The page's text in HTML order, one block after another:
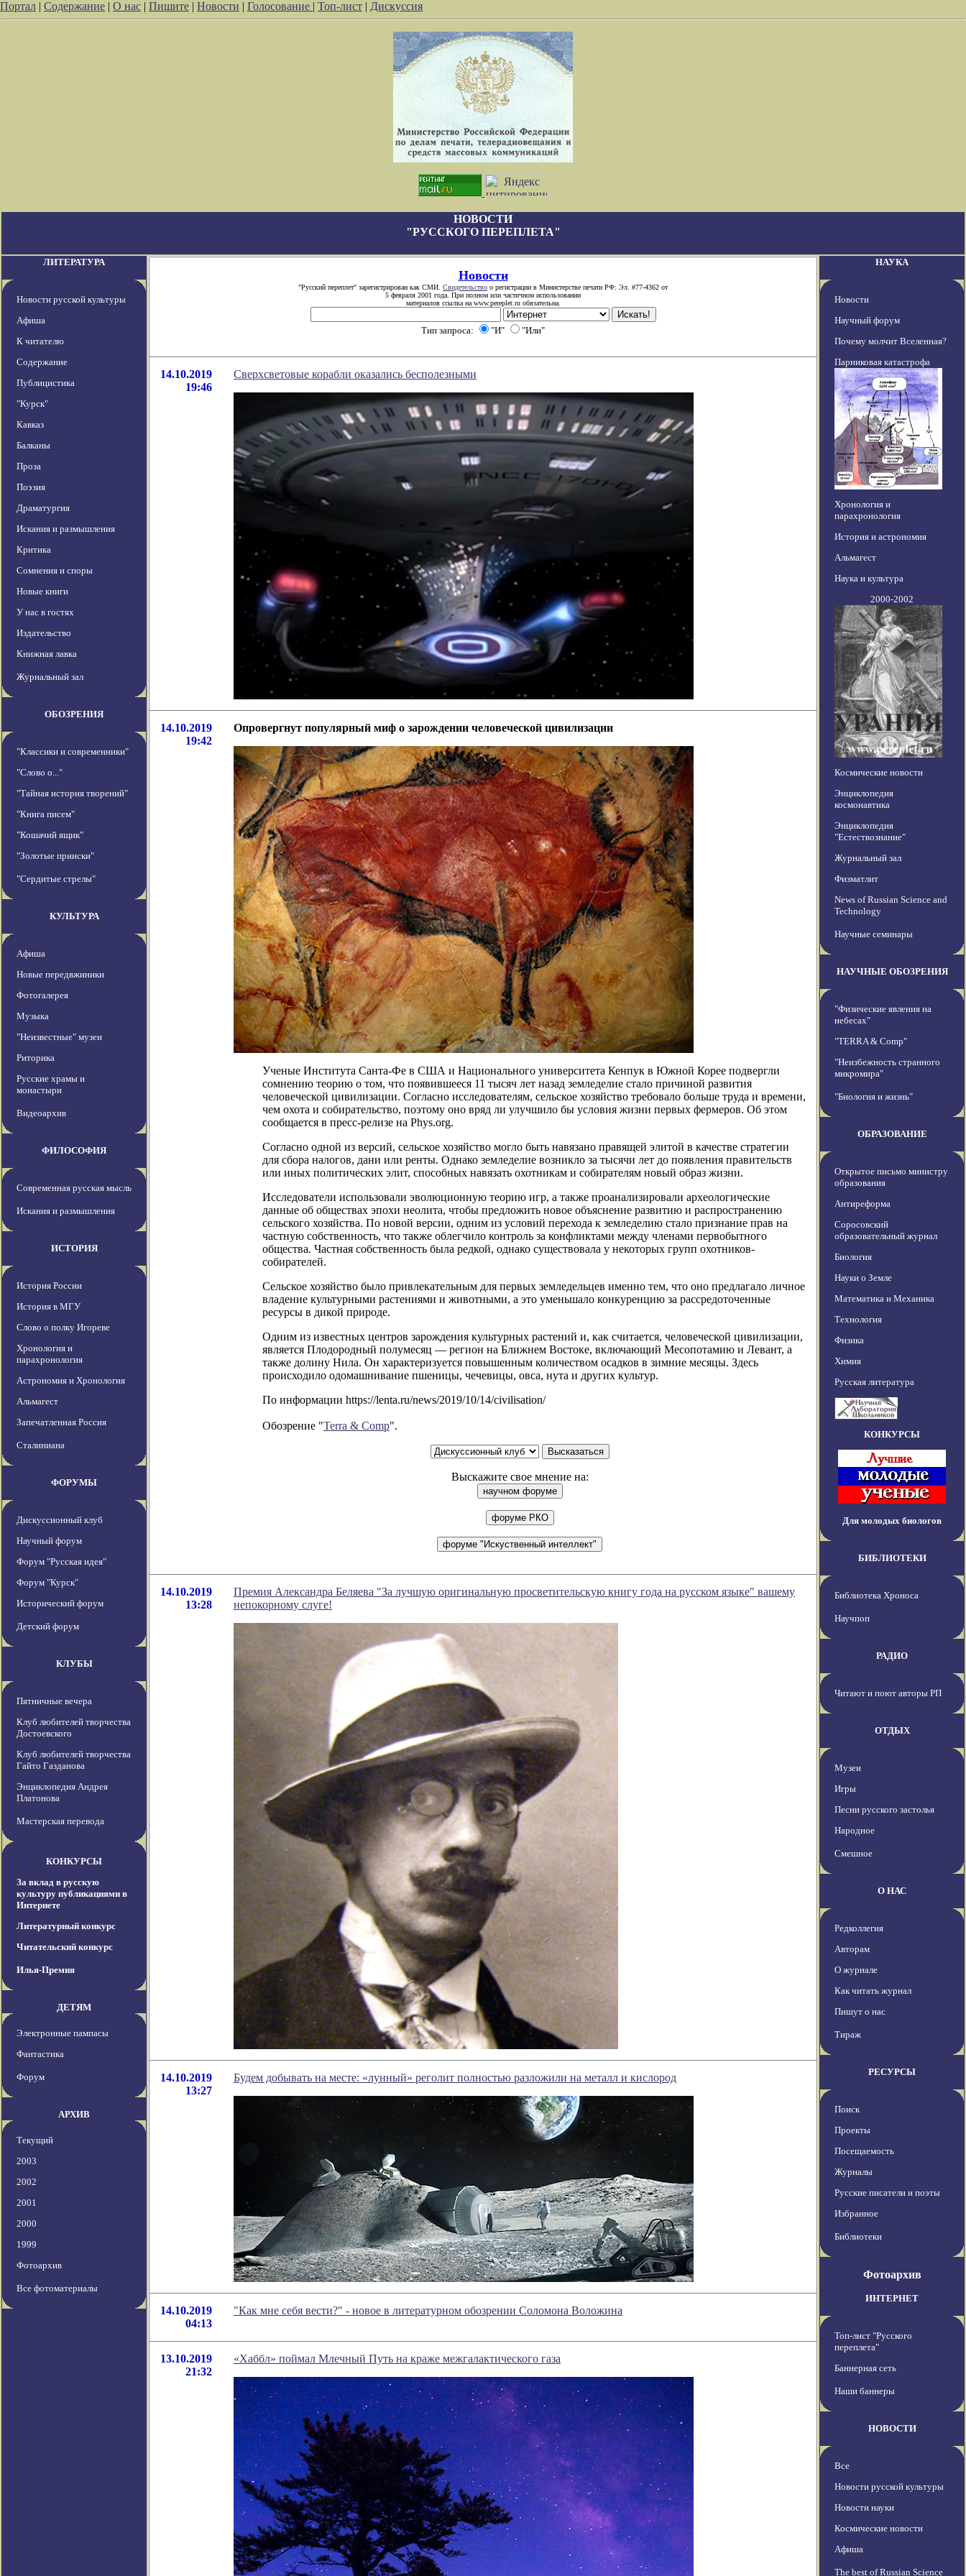
Портал | Содержание | О нас | Пишите | Новости | Голосование | Топ-лист | Дискуссия
НОВОСТИ
"РУССКОГО ПЕРЕПЛЕТА"
ЛИТЕРАТУРА
Новости русской культуры
Афиша
К читателю
Содержание
Публицистика
"Курск"
Кавказ
Балканы
Проза
Поэзия
Драматургия
Искания и размышления
Критика
Сомнения и споры
Новые книги
У нас в гостях
Издательство
Книжная лавка
Журнальный зал
ОБОЗРЕНИЯ
"Классики и современники"
"Слово о..."
"Тайная история творений"
"Книга писем"
"Кошачий ящик"
"Золотые прииски"
"Сердитые стрелы"
КУЛЬТУРА
Афиша
Новые передвжиники
Фотогалерея
Музыка
"Неизвестные" музеи
Риторика
Русские храмы и
монастыри
Видеоархив
ФИЛОСОФИЯ
Современная русская мысль
Искания и размышления
ИСТОРИЯ
История России
История в МГУ
Слово о полку Игореве
Хронология и
парахронология
Астрономия и Хронология
Альмагест
Запечатленная Россия
Сталиниана
ФОРУМЫ
Дискуссионный клуб
Научный форум
Форум "Русская идея"
Форум "Курск"
Исторический форум
Детский форум
КЛУБЫ
Пятничные вечера
Клуб любителей творчества
Достоевского
Клуб любителей творчества
Гайто Газданова
Энциклопедия Андрея
Платонова
Мастерская перевода
КОНКУРСЫ
За вклад в русскую
культуру публикациями в
Интернете
Литературный конкурс
Читательский конкурс
Илья-Премия
ДЕТЯМ
Электронные пампасы
Фантастика
Форум
АРХИВ
Текущий
2003
2002
2001
2000
1999
Фотоархив
Все фотоматериалы
Новости
"Русский переплет" зарегистрирован как СМИ. Свидетельство о регистрации в Министерстве печати РФ: Эл. #77-4362 от
5 февраля 2001 года. При полном или частичном использовании
материалов ссылка на www.pereplet.ru обязательна.
Тип запроса: "И" "Или"
14.10.2019
19:46
Сверхсветовые корабли оказались бесполезными
14.10.2019
19:42
Опровергнут популярный миф о зарождении человеческой цивилизации
Ученые Института Санта-Фе в США и Национального университета Кенпук в Южной Корее подвергли
сомнению теорию о том, что появившееся 11 тысяч лет назад земледелие стало причиной развития
человеческой цивилизации. Согласно исследователям, сельское хозяйство требовало больше труда и времени,
чем охота и собирательство, поэтому оно вряд ли улучшило бы условия жизни первых фермеров. Об этом
сообщается в пресс-релизе на Phys.org.
Согласно одной из версий, сельское хозяйство могло быть навязано правящей элитой в качестве стратегии
для сбора налогов, дани или ренты. Однако земледелие возникло за тысячи лет до появления правительств
или иных политических элит, способных навязать охотникам и собирателям новый образ жизни.
Исследователи использовали эволюционную теорию игр, а также проанализировали археологические
данные об обществах эпохи неолита, чтобы предложить новое объяснение развитию и распространению
сельского хозяйства. По новой версии, одним из условий перехода к земледелию стало признание прав на
частную собственность, что также облегчило контроль за конфликтами между членами первобытного
общества. Частная собственность была редкой, однако существовала у некоторых групп охотников-
собирателей.
Сельское хозяйство было привлекательным для первых земледельцев именно тем, что оно предлагало личное
владение культурными растениями и животными, а это уменьшало конкуренцию за рассредоточенные
ресурсы в дикой природе.
Одним из известных центров зарождения культурных растений и, как считается, человеческой цивилизации,
является Плодородный полумесяц — регион на Ближнем Востоке, включающий Месопотамию и Левант, а
также долину Нила. Он характеризуется повышенным количеством осадков в зимние месяцы. Здесь
происходило одомашнивание пшеницы, чечевицы, овса, нута и других культур.
По информации https://lenta.ru/news/2019/10/14/civilisation/
Обозрение "Terra & Comp".
Выскажите свое мнение на:
14.10.2019
13:28
Премия Александра Беляева "За лучшую оригинальную просветительскую книгу года на русском языке" вашему
непокорному слуге!
14.10.2019
13:27
Будем добывать на месте: «лунный» реголит полностью разложили на металл и кислород
14.10.2019
04:13
"Как мне себя вести?" - новое в литературном обозрении Соломона Воложина
13.10.2019
21:32
«Хаббл» поймал Млечный Путь на краже межгалактического газа
НАУКА
Новости
Научный форум
Почему молчит Вселенная?
Парниковая катастрофа
Хронология и
парахронология
История и астрономия
Альмагест
Наука и культура
2000-2002
Космические новости
Энциклопедия
космонавтика
Энциклопедия
"Естествознание"
Журнальный зал
Физматлит
News of Russian Science and
Technology
Научные семинары
НАУЧНЫЕ ОБОЗРЕНИЯ
"Физические явления на
небесах"
"TERRA & Comp"
"Неизбежность странного
микромира"
"Биология и жизнь"
ОБРАЗОВАНИЕ
Открытое письмо министру
образования
Антиреформа
Соросовский
образовательный журнал
Биология
Науки о Земле
Математика и Механика
Технология
Физика
Химия
Русская литература
КОНКУРСЫ
Для молодых биологов
БИБЛИОТЕКИ
Библиотека Хроноса
Научпоп
РАДИО
Читают и поют авторы РП
ОТДЫХ
Музеи
Игры
Песни русского застолья
Народное
Смешное
О НАС
Редколлегия
Авторам
О журнале
Как читать журнал
Пишут о нас
Тираж
РЕСУРСЫ
Поиск
Проекты
Посещаемость
Журналы
Русские писатели и поэты
Избранное
Библиотеки
Фотоархив
ИНТЕРНЕТ
Топ-лист "Русского
переплета"
Баннерная сеть
Наши баннеры
НОВОСТИ
Все
Новости русской культуры
Новости науки
Космические новости
Афиша
The best of Russian Science